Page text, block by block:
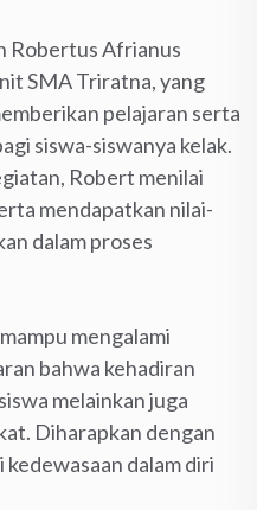
Robertus Afrianus
SMA Triratna, yang
pelajaran serta
siswa-siswanya kelak.
Robert menilai
mendapatkan nilai-
dalam proses
mengalami
bahwa kehadiran
melainkan juga
Diharapkan dengan
dalam diri